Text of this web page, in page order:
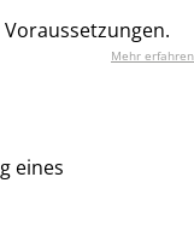
Mehr erfahren
eines